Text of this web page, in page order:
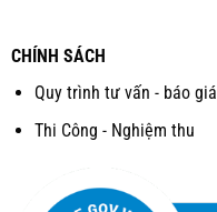
CHÍNH SÁCH
Quy trình tư vấn - báo giá
Thi Công - Nghiệm thu